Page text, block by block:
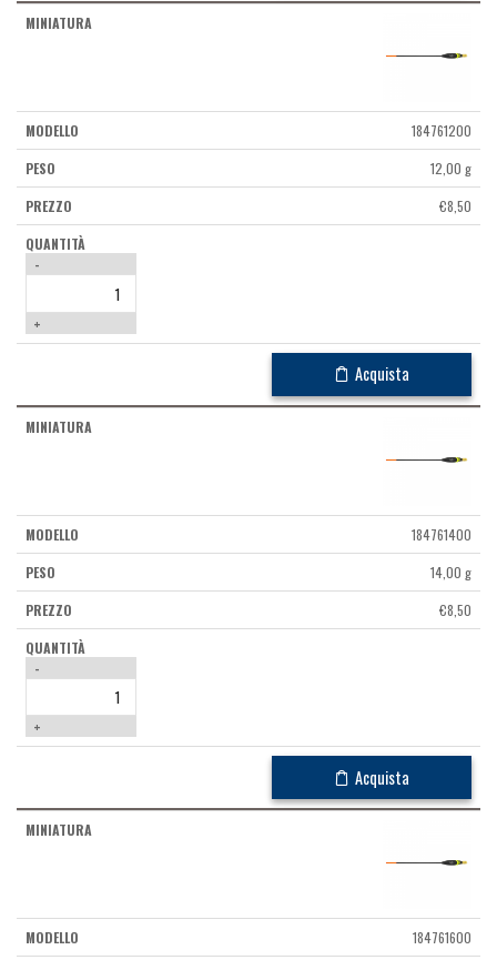
184761200
12,00 g
€8,50
-
+
Acquista
184761400
14,00 g
€8,50
-
+
Acquista
184761600